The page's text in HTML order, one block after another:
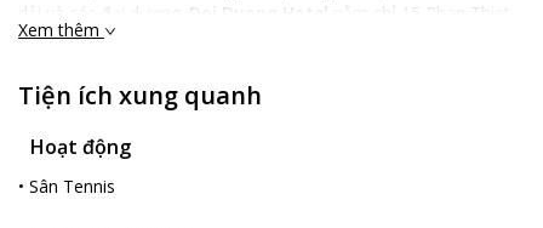
dải và các đại dương. Doi Duong Hotel
nằm chỉ 15 Phan Thiet
phút và khoảng 4 giờ lái xe từ thành phố Hồ Chí Minh.
Với logo hình cây dừa - đó là biểu tượng của thành phố Phan
vui chơi giải trí và tắm biển với các món ăn hải sản đặc sắc khó
Xem thêm
Tiện ích xung quanh
Hoạt động
• Sân Tennis